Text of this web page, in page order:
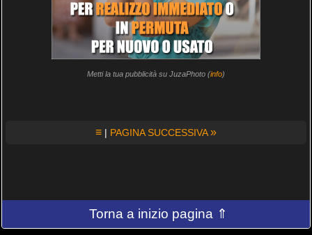
Metti la tua pubblicità su JuzaPhoto (info)
≡ | PAGINA SUCCESSIVA»
Torna a inizio pagina ⇑